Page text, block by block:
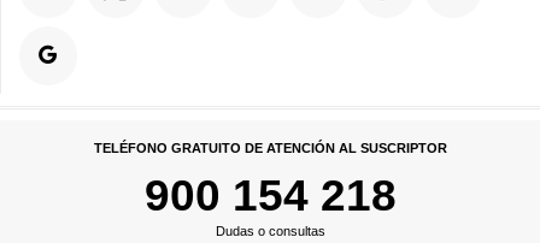
TELÉFONO GRATUITO DE ATENCIÓN AL SUSCRIPTOR
900 154 218
Dudas o consultas